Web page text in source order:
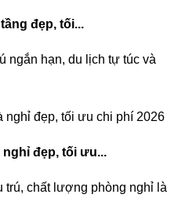
đẹp, tối...
ngắn hạn, du lịch tự túc và
nghỉ đẹp, tối ưu...
chất lượng phòng nghỉ là